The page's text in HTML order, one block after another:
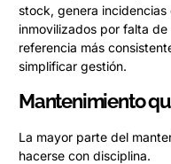
stock, genera
inmovilizados por falta
referencia más
simplificar gestión.
Mantenimiento
La mayor parte del
hacerse con disciplina.